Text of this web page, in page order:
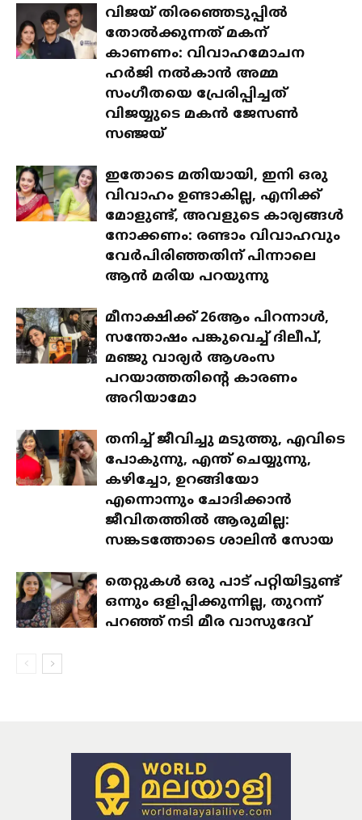
വിജയ് തിരഞ്ഞെടുപ്പിൽ
തോൽക്കുന്നത് മകന്
കാണണം: വിവാഹമോചന
ഹർജി നൽകാൻ അമ്മ
സംഗീതയെ പ്രേരിപ്പിച്ചത്
വിജയ്യുടെ മകൻ ജേസൺ
സഞ്ജയ്
ഇതോടെ മതിയായി, ഇനി ഒരു
വിവാഹം ഉണ്ടാകില്ല, എനിക്ക്
മോളുണ്ട്, അവളുടെ കാര്യങ്ങൾ
നോക്കണം: രണ്ടാം വിവാഹവും
വേർപിരിഞ്ഞതിന് പിന്നാലെ
ആൻ മരിയ പറയുന്നു
മീനാക്ഷിക്ക് 26ആം പിറന്നാൾ,
സന്തോഷം പങ്കുവെച്ച് ദിലീപ്,
മഞ്ജു വാര്യർ ആശംസ
പറയാത്തതിന്റെ കാരണം
അറിയാമോ
തനിച്ച് ജീവിച്ചു മടുത്തു, എവിടെ
പോകുന്നു, എന്ത് ചെയ്യുന്നു,
കഴിച്ചോ, ഉറങ്ങിയോ
എന്നൊന്നും ചോദിക്കാൻ
ജീവിതത്തിൽ ആരുമില്ല:
സങ്കടത്തോടെ ശാലിൻ സോയ
തെറ്റുകൾ ഒരു പാട് പറ്റിയിട്ടുണ്ട്
ഒന്നും ഒളിപ്പിക്കുന്നില്ല, തുറന്ന്
പറഞ്ഞ് നടി മീര വാസുദേവ്